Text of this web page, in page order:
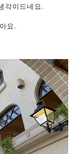
각이드네요.
요.